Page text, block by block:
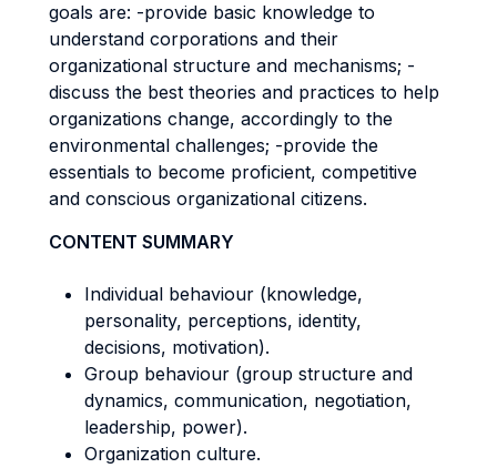
goals are: -provide basic knowledge to
understand corporations and their
organizational structure and mechanisms; -
discuss the best theories and practices to help
organizations change, accordingly to the
environmental challenges; -provide the
essentials to become proficient, competitive
and conscious organizational citizens.
CONTENT SUMMARY
Individual behaviour (knowledge,
personality, perceptions, identity,
decisions, motivation).
Group behaviour (group structure and
dynamics, communication, negotiation,
leadership, power).
Organization culture.